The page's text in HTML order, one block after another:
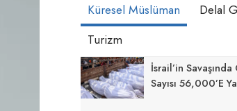
Küresel Müslüman
Delal
Turizm
İsrail’in
Sayısı 56,000’e